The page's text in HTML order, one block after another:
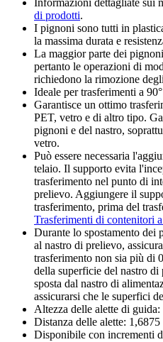
Informazioni dettagliate sui
di prodotti.
I pignoni sono tutti in
la massima durata e
La maggior parte dei
pertanto le operazioni di
richiedono la rimozione
Ideale per trasferimenti a
Garantisce un ottimo
PET, vetro e di altro tipo.
pignoni e del nastro,
vetro.
Può essere necessaria
telaio. Il supporto evita
trasferimento nel punto di
prelievo. Aggiungere il
trasferimento, prima del
Trasferimenti di contenitori
Durante lo spostamento dei
al nastro di prelievo,
trasferimento non sia più di
della superficie del nastro
sposta dal nastro di
assicurarsi che le superfici
Altezza delle alette di
Distanza delle alette:
Disponibile con incrementi